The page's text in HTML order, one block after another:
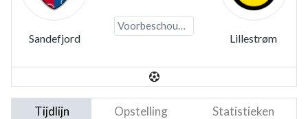
Sandefjord
Voorbeschouwing
Lillestrøm
Tijdlijn Opstelling Statistieken